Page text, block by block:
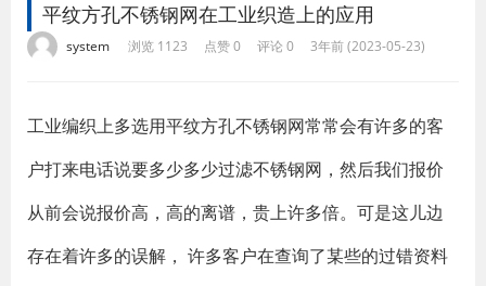
平纹方孔不锈钢网在工业织造上的应用
system 浏览 1123 点赞 0 评论 0 3年前 (2023-05-23)
工业编织上多选用平纹方孔不锈钢网常常会有许多的客
户打来电话说要多少多少过滤不锈钢网，然后我们报价
从前会说报价高，高的离谱，贵上许多倍。可是这儿边
存在着许多的误解， 许多客户在查询了某些的过错资料